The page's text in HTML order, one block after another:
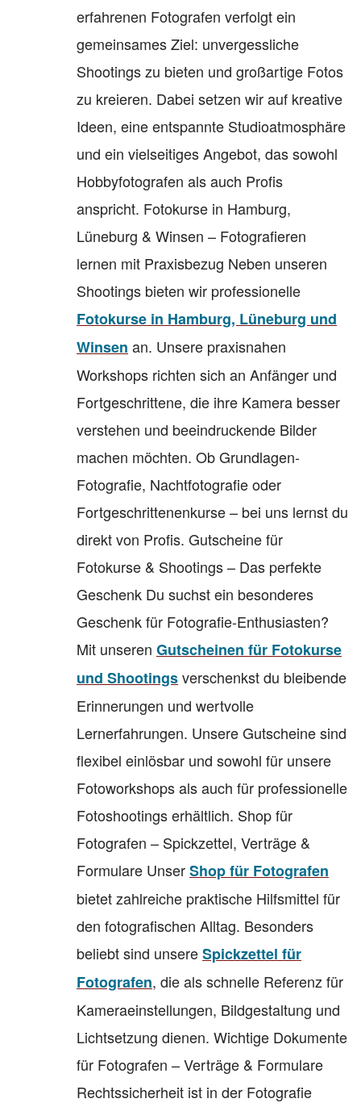
erfahrenen Fotografen verfolgt ein
gemeinsames Ziel: unvergessliche
Shootings zu bieten und großartige Fotos
zu kreieren. Dabei setzen wir auf kreative
Ideen, eine entspannte Studioatmosphäre
und ein vielseitiges Angebot, das sowohl
Hobbyfotografen als auch Profis
anspricht. Fotokurse in Hamburg,
Lüneburg & Winsen – Fotografieren
lernen mit Praxisbezug Neben unseren
Shootings bieten wir professionelle
Fotokurse in Hamburg, Lüneburg und
Winsen an. Unsere praxisnahen
Workshops richten sich an Anfänger und
Fortgeschrittene, die ihre Kamera besser
verstehen und beeindruckende Bilder
machen möchten. Ob Grundlagen-
Fotografie, Nachtfotografie oder
Fortgeschrittenenkurse – bei uns lernst du
direkt von Profis. Gutscheine für
Fotokurse & Shootings – Das perfekte
Geschenk Du suchst ein besonderes
Geschenk für Fotografie-Enthusiasten?
Mit unseren Gutscheinen für Fotokurse
und Shootingsverschenkst du bleibende
Erinnerungen und wertvolle
Lernerfahrungen. Unsere Gutscheine sind
flexibel einlösbar und sowohl für unsere
Fotoworkshops als auch für professionelle
Fotoshootings erhältlich. Shop für
Fotografen – Spickzettel, Verträge &
Formulare UnserShop für Fotografen
bietet zahlreiche praktische Hilfsmittel für
den fotografischen Alltag. Besonders
beliebt sind unsereSpickzettel für
Fotografen, die als schnelle Referenz für
Kameraeinstellungen, Bildgestaltung und
Lichtsetzung dienen. Wichtige Dokumente
für Fotografen – Verträge & Formulare
Rechtssicherheit ist in der Fotografie